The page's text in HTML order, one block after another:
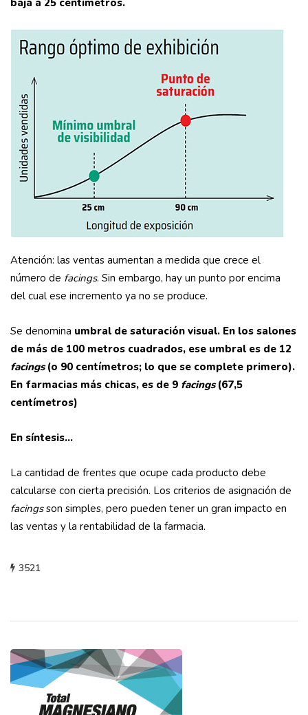
baja a 25 centímetros.
Atención: las ventas aumentan a medida que crece el
número de facings. Sin embargo, hay un punto por encima
del cual ese incremento ya no se produce.
Se denomina umbral de saturación visual. En los salones
de más de 100 metros cuadrados, ese umbral es de 12
facings(o 90 centímetros; lo que se complete primero).
En farmacias más chicas, es de 9 facings(67,5
centímetros)
En síntesis…
La cantidad de frentes que ocupe cada producto debe
calcularse con cierta precisión. Los criterios de asignación de
facingsson simples, pero pueden tener un gran impacto en
las ventas y la rentabilidad de la farmacia.
3521